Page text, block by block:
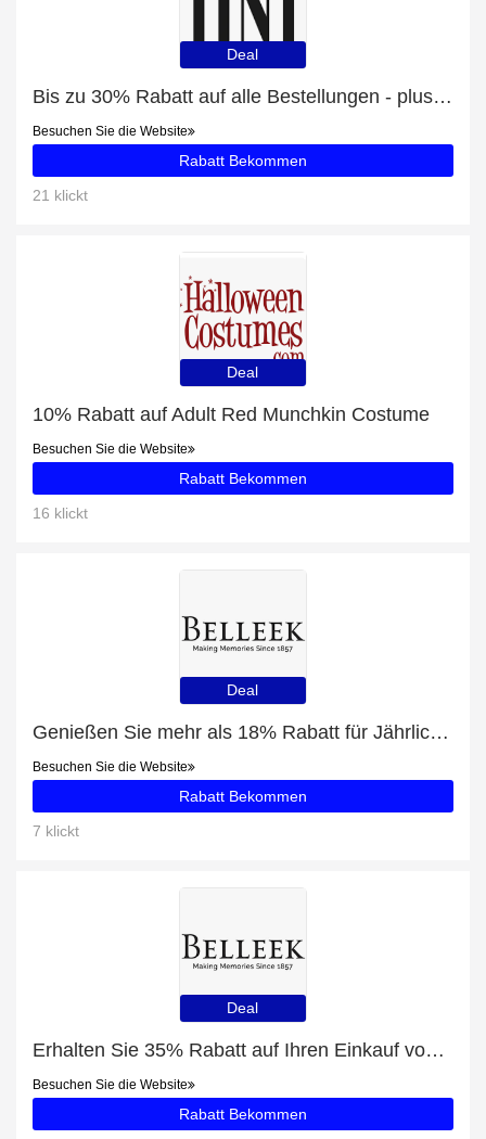
Deal
Bis zu 30% Rabatt auf alle Bestellungen - plus THE NORTH FACE EXTREME PILE JACKE BLAU mit 6% Rabatt
Besuchen Sie die Website
Rabatt Bekommen
21 klickt
Deal
10% Rabatt auf Adult Red Munchkin Costume
Besuchen Sie die Website
Rabatt Bekommen
16 klickt
Deal
Genießen Sie mehr als 18% Rabatt für Jährliche Körbe
Besuchen Sie die Website
Rabatt Bekommen
7 klickt
Deal
Erhalten Sie 35% Rabatt auf Ihren Einkauf von Handgefertigte Körbe
Besuchen Sie die Website
Rabatt Bekommen